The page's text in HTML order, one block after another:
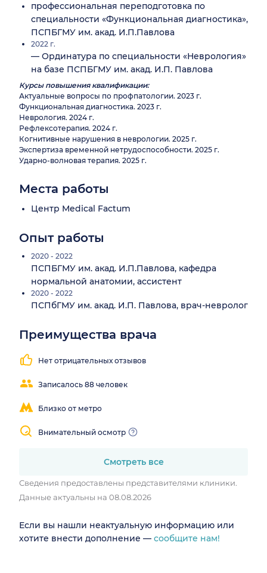
профессиональная переподготовка по
специальности «Функциональная диагностика»,
ПСПБГМУ им. акад. И.П.Павлова
2022 г.
— Ординатура по специальности «Неврология»
на базе ПСПБГМУ им. акад. И.П. Павлова
Курсы повышения квалификации:
Актуальные вопросы по профпатологии. 2023 г.
Функциональная диагностика. 2023 г.
Неврология. 2024 г.
Рефлексотерапия. 2024 г.
Когнитивные нарушения в неврологии. 2025 г.
Экспертиза временной нетрудоспособности. 2025 г.
Ударно-волновая терапия. 2025 г.
Места работы
Центр Medical Factum
Опыт работы
2020 - 2022
ПСПБГМУ им. акад. И.П.Павлова, кафедра
нормальной анатомии, ассистент
2020 - 2022
ПСПбГМУ им. акад. И.П. Павлова, врач-невролог
Преимущества врача
Нет отрицательных отзывов
Записалось 88 человек
Близко от метро
Внимательный осмотр
лечение
Смотреть все
Сведения предоставлены представителями клиники.
Данные актуальны на 08.08.2026
Если вы нашли неактуальную информацию или
хотите внести дополнение — сообщите нам!